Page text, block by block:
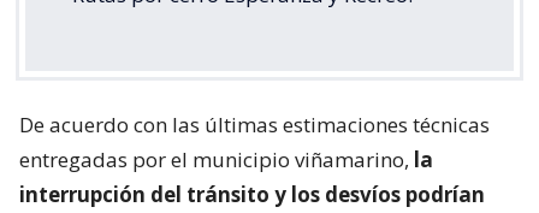
De acuerdo con las últimas estimaciones técnicas
entregadas por el municipio viñamarino, la
interrupción del tránsito y los desvíos podrían